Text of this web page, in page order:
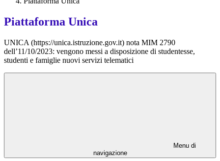
Piattaforma Unica
UNICA (https://unica.istruzione.gov.it) nota MIM 2790
dell’11/10/2023: vengono messi a disposizione di studentesse,
studenti e famiglie nuovi servizi telematici
Menu di
navigazione